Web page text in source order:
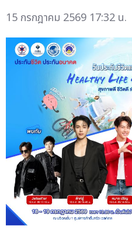
15 กรกฎาคม 2569 17:32 น.